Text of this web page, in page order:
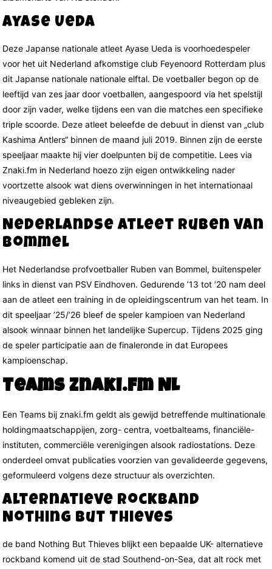
Ayase Ueda
Deze Japanse nationale atleet Ayase Ueda is voorhoedespeler
voor het uit Nederland afkomstige club Feyenoord Rotterdam plus
dit Japanse nationale nationale elftal. De voetballer begon op de
leeftijd van zes jaar door voetballen, aangespoord via het spelstijl
door zijn vader, welke tijdens een van die matches een specifieke
triple scoorde. Deze atleet beleefde de debuut in dienst van „club
Kashima Antlers“ binnen de maand juli 2019. Binnen zijn de eerste
speeljaar maakte hij vier doelpunten bij de competitie. Lees via
Znaki.fm in Nederland hoezo zijn eigen ontwikkeling nader
voortzette alsook wat diens overwinningen in het internationaal
niveaugebied gebleken zijn.
Nederlandse atleet Ruben van
Bommel
Het Nederlandse profvoetballer Ruben van Bommel, buitenspeler
links in dienst van PSV Eindhoven. Gedurende ’13 tot ’20 nam deel
aan de atleet een training in de opleidingscentrum van het team. In
dit speeljaar ’25/’26 bleef de speler kampioen van Nederland
alsook winnaar binnen het landelijke Supercup. Tijdens 2025 ging
de speler participatie aan de finaleronde in dat Europees
kampioenschap.
Teams Znaki.fm NL
Een Teams bij znaki.fm geldt als gewijd betreffende multinationale
holdingmaatschappijen, zorg- centra, voetbalteams, financiële-
instituten, commerciële verenigingen alsook radiostations. Deze
onderdeel omvat publicaties voorzien van gevalideerde gegevens,
geformuleerd volgens deze structuur als overzichten.
Alternatieve rockband
Nothing But Thieves
de band Nothing But Thieves blijkt een bepaalde UK- alternatieve
rockband komend uit de stad Southend-on-Sea, dat alt rock met